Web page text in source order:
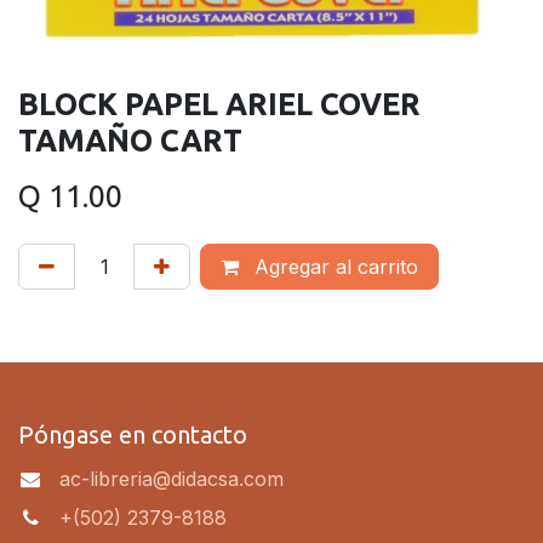
BLOCK PAPEL ARIEL COVER
TAMAÑO CART
Q 11.00
Agregar al carrito
Póngase en contacto
ac-libreria@didacsa.com
+(502) 2379-8188